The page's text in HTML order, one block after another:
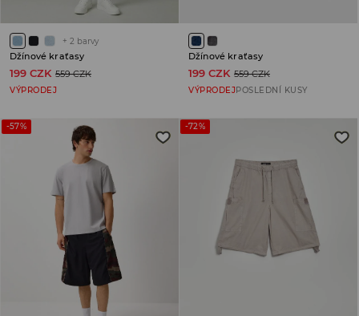
+ 2 barvy
Džínové kraťasy
199 CZK 559 CZK
VÝPRODEJ
Džínové kraťasy
199 CZK 559 CZK
VÝPRODEJPOSLEDNÍ KUSY
-57% -72%